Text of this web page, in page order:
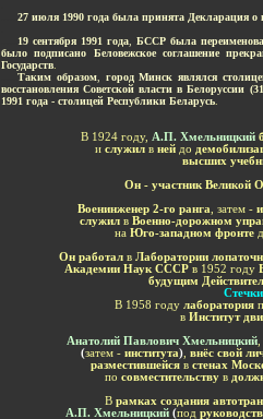
27 июля 1990 года была принята Декларация о
19 сентября 1991 года, БССР была
было подписано Беловежское соглашение
Государств
Таким образом,
город Минск являлся
восстановления Советской власти в Белоруссии
1991 года - столицей Республики Беларусь
В 1924 году, А.П. Хмельницкий
и служил в ней до
высших
Он - участник Великой
Военинженер 2-го ранга , затем -
служил в Военно-дорожном
на Юго-западном фронте
Он работал в Лаборатории
Академии Наук СССР в 1952 году
будущим
В 1958 году лаборатория
в Институт
Анатолий Павлович Хмельницкий
(затем - института) внёс свой
разместившейся в стенах
по совместительству в
В рамках создания
А.П. Хмельницкий (под